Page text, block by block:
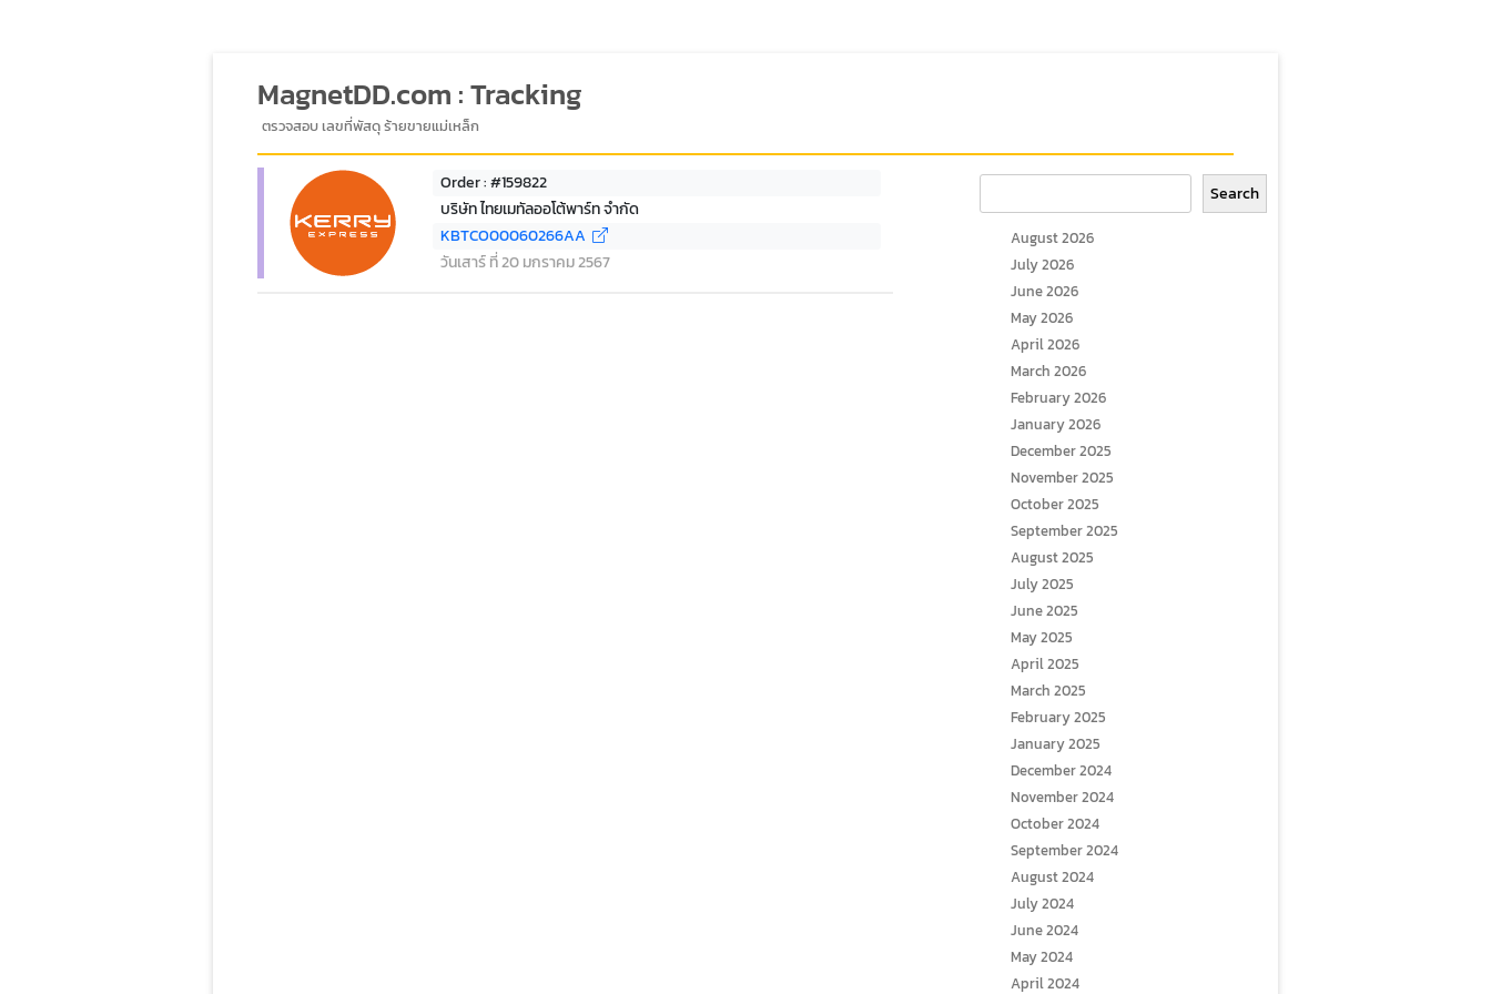
MagnetDD.com : Tracking
ตรวจสอบ เลขที่พัสดุ ร้ายขายแม่เหล็ก
Order : #159822
บริษัท ไทยเมทัลออโต้พาร์ท จำกัด
KBTCO00060266AA
วันเสาร์ ที่ 20 มกราคม 2567
Search
August 2026
July 2026
June 2026
May 2026
April 2026
March 2026
February 2026
January 2026
December 2025
November 2025
October 2025
September 2025
August 2025
July 2025
June 2025
May 2025
April 2025
March 2025
February 2025
January 2025
December 2024
November 2024
October 2024
September 2024
August 2024
July 2024
June 2024
May 2024
April 2024